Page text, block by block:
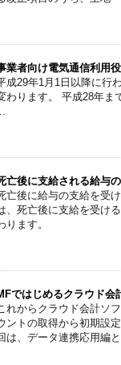
業者向け電気通信利用
成29年1月1日以降に行
わります。 平成28年ま
亡後に支給される給与
亡後に給与の支給を受
、死亡後に支給を受け
ります。
ではじめるクラウド会
れからクラウド会計ソ
ントの取得から初期設
は、データ連携応用編